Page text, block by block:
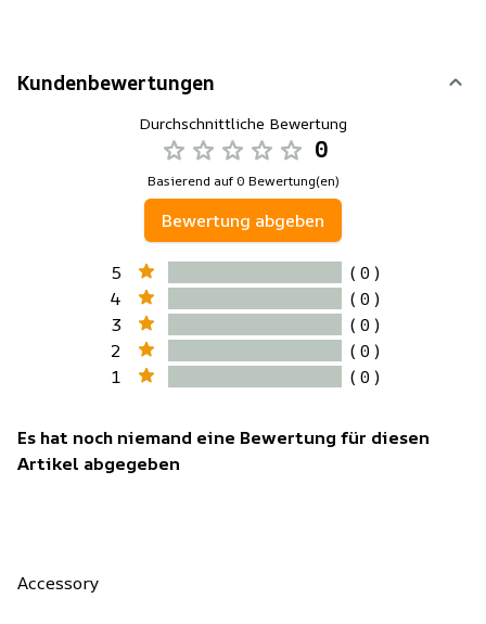
Kundenbewertungen
Durchschnittliche Bewertung
0
Basierend auf 0 Bewertung(en)
Bewertung abgeben
5
( 0 )
4
( 0 )
3
( 0 )
2
( 0 )
1
( 0 )
Es hat noch niemand eine Bewertung für diesen
Artikel abgegeben
Accessory